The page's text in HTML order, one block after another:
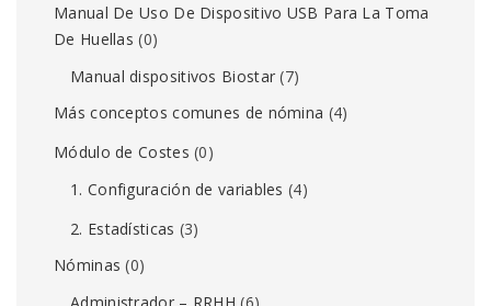
Manual De Uso De Dispositivo USB Para La Toma
De Huellas (0)
Manual dispositivos Biostar (7)
Más conceptos comunes de nómina (4)
Módulo de Costes (0)
1. Configuración de variables (4)
2. Estadísticas (3)
Nóminas (0)